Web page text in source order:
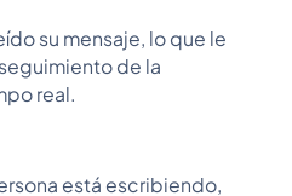
su mensaje, lo que le
de la
real.
está escribiendo,